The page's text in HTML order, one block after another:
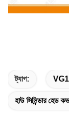
ট্যাগ:
হাউ সিলিন্ডার হেড